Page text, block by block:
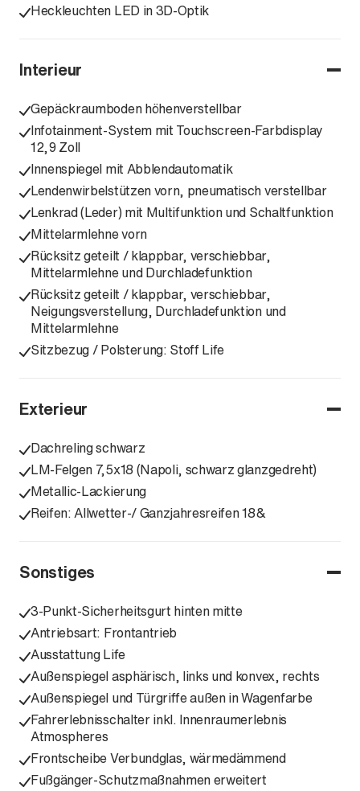
Heckleuchten LED in 3D-Optik
Interieur
Gepäckraumboden höhenverstellbar
Infotainment-System mit Touchscreen-Farbdisplay
12,9 Zoll
Innenspiegel mit Abblendautomatik
Lendenwirbelstützen vorn, pneumatisch verstellbar
Lenkrad (Leder) mit Multifunktion und Schaltfunktion
Mittelarmlehne vorn
Rücksitz geteilt / klappbar, verschiebbar,
Mittelarmlehne und Durchladefunktion
Rücksitz geteilt / klappbar, verschiebbar,
Neigungsverstellung, Durchladefunktion und
Mittelarmlehne
Sitzbezug / Polsterung: Stoff Life
Exterieur
Dachreling schwarz
LM-Felgen 7,5x18 (Napoli, schwarz glanzgedreht)
Metallic-Lackierung
Reifen: Allwetter-/ Ganzjahresreifen 18&
Sonstiges
3-Punkt-Sicherheitsgurt hinten mitte
Antriebsart: Frontantrieb
Ausstattung Life
Außenspiegel asphärisch, links und konvex, rechts
Außenspiegel und Türgriffe außen in Wagenfarbe
Fahrerlebnisschalter inkl. Innenraumerlebnis
Atmospheres
Frontscheibe Verbundglas, wärmedämmend
Fußgänger-Schutzmaßnahmen erweitert